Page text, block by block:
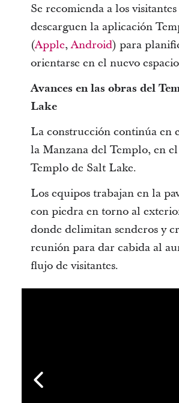
Se recomienda a los
descarguen la aplicación
(Apple,Android) para
orientarse en el nuevo
Avances en las obras del
Lake
La construcción continúa en
la Manzana del Templo, en
Templo de Salt Lake.
Los equipos trabajan en la
con piedra en torno al
donde delimitan senderos y
reunión para dar cabida al
flujo de visitantes.